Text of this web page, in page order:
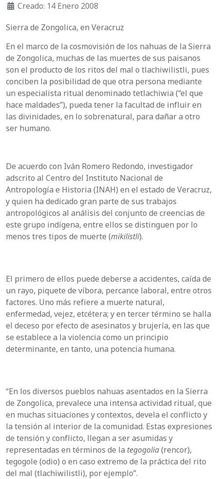
Creado: 14 Enero 2008
Sierra de Zongolica, en Veracruz
En el marco de la cosmovisión de los nahuas de la Sierra
de Zongolica, muchas de las muertes de sus paisanos
son el producto de los ritos del mal o tlachiwilistli, pues
conciben la posibilidad de que otra persona mediante
un especialista ritual denominado tetlachiwia (“el que
hace maldades”), pueda tener la facultad de influir en
las divinidades, en lo sobrenatural, para dañar a otro
ser humano.
De acuerdo con Iván Romero Redondo, investigador
adscrito al Centro del Instituto Nacional de
Antropología e Historia (INAH) en el estado de Veracruz,
y quien ha dedicado gran parte de sus trabajos
antropológicos al análisis del conjunto de creencias de
este grupo indígena, entre ellos se distinguen por lo
menos tres tipos de muerte (mikilistli).
El primero de ellos puede deberse a accidentes, caída de
un rayo, piquete de víbora, percance laboral, entre otros
factores. Uno más refiere a muerte natural,
enfermedad, vejez, etcétera; y en tercer término se halla
el deceso por efecto de asesinatos y brujería, en las que
se establece a la violencia como un principio
determinante, en tanto, una potencia humana.
“En los diversos pueblos nahuas asentados en la Sierra
de Zongolica, prevalece una intensa actividad ritual, que
en muchas situaciones y contextos, devela el conflicto y
la tensión al interior de la comunidad. Estas expresiones
de tensión y conflicto, llegan a ser asumidas y
representadas en términos de la tegogolia(rencor),
tegogole (odio) o en caso extremo de la práctica del rito
del mal (tlachiwilistli), por ejemplo”.